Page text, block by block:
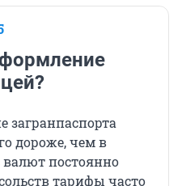
загранпаспорта
дороже, чем в
валют постоянно
тарифы часто